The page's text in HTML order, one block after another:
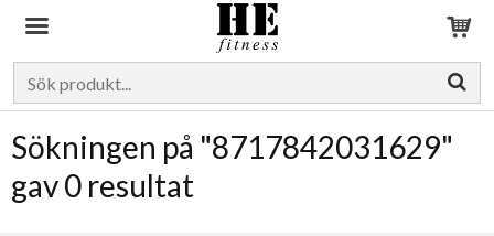
Sökningen på "8717842031629"
gav 0 resultat